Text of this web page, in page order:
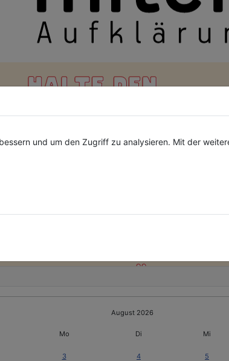
2009/idaho/idaho_1.kml'}
August 2026
Mo Di Mi
3
4 5
und um den Zugriff zu analysieren. Mit der